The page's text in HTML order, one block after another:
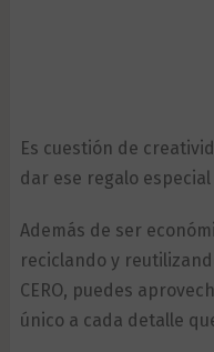
Es cuestión de
dar ese regalo
Además de ser
reciclando y
CERO, puedes
único a cada detalle